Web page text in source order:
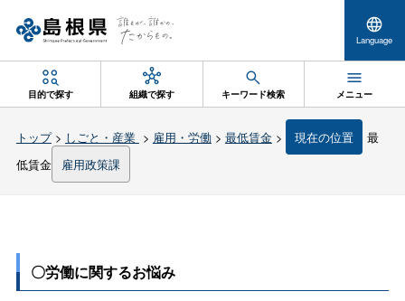
Language
目的で探す 組織で探す キーワード検索 メニュー
トップ> しごと・産業 > 雇用・労働 > 最低賃金> 現在の位置
最
低賃金
雇用政策課
〇労働に関するお悩み